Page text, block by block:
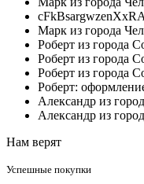
Марк из города
Роберт из города
Роберт из города
Роберт из города
Роберт:
Александр из
Александр из
Нам верят
Успешные покупки